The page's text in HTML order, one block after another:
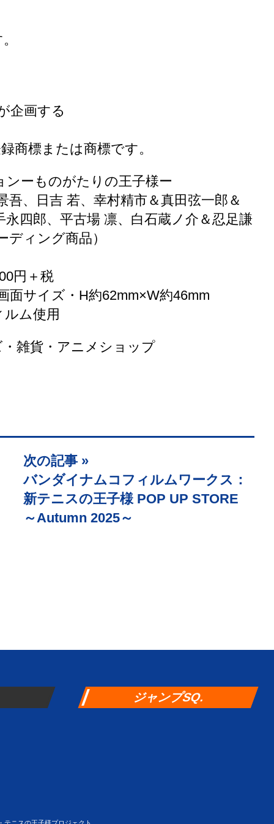
企画する
商標または商標です。
ーものがたりの王子様ー
、日吉 若、幸村精市＆真田弦一郎＆
四郎、平古場 凛、白石蔵ノ介＆忍足謙
ディング商品）
円＋税
面サイズ・H約62mm×W約46mm
ム使用
雑貨・アニメショップ
次の記事 »
バンダイナムコフィルムワークス：
新テニスの王子様 POP UP STORE
～Autumn 2025～
ジャンプSQ.